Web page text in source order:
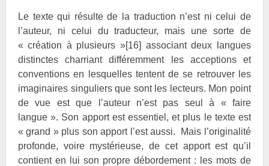
Le texte qui résulte de la traduction n’est ni celui de
l’auteur, ni celui du traducteur, mais une sorte de
« création à plusieurs »[16] associant deux langues
distinctes charriant différemment les acceptions et
conventions en lesquelles tentent de se retrouver les
imaginaires singuliers que sont les lecteurs. Mon point
de vue est que l’auteur n’est pas seul à « faire
langue ». Son apport est essentiel, et plus le texte est
« grand » plus son apport l’est aussi. Mais l’originalité
profonde, voire mystérieuse, de cet apport est qu’il
contient en lui son propre débordement : les mots de